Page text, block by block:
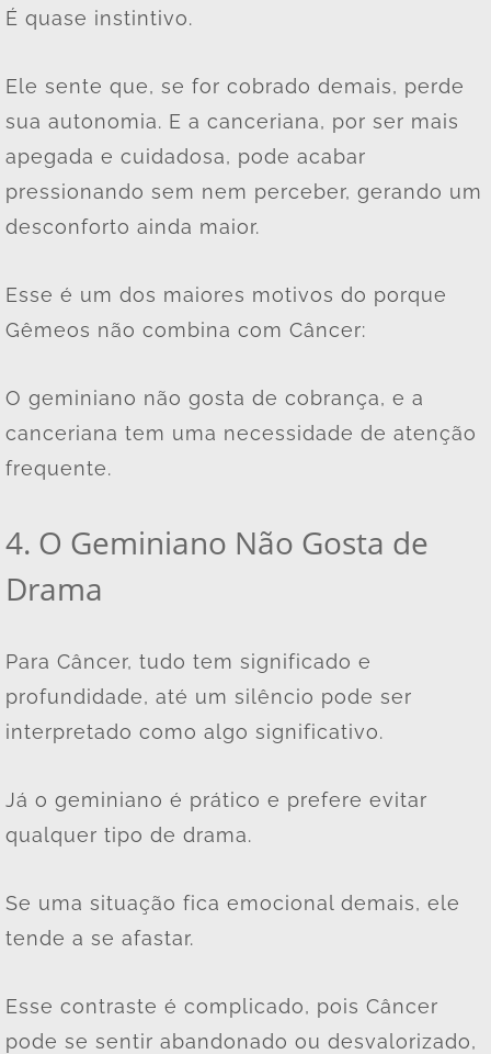
É quase instintivo.
Ele sente que, se for cobrado demais, perde
sua autonomia. E a canceriana, por ser mais
apegada e cuidadosa, pode acabar
pressionando sem nem perceber, gerando um
desconforto ainda maior.
Esse é um dos maiores motivos do porque
Gêmeos não combina com Câncer:
O geminiano não gosta de cobrança, e a
canceriana tem uma necessidade de atenção
frequente.
4. O Geminiano Não Gosta de
Drama
Para Câncer, tudo tem significado e
profundidade, até um silêncio pode ser
interpretado como algo significativo.
Já o geminiano é prático e prefere evitar
qualquer tipo de drama.
Se uma situação fica emocional demais, ele
tende a se afastar.
Esse contraste é complicado, pois Câncer
pode se sentir abandonado ou desvalorizado,